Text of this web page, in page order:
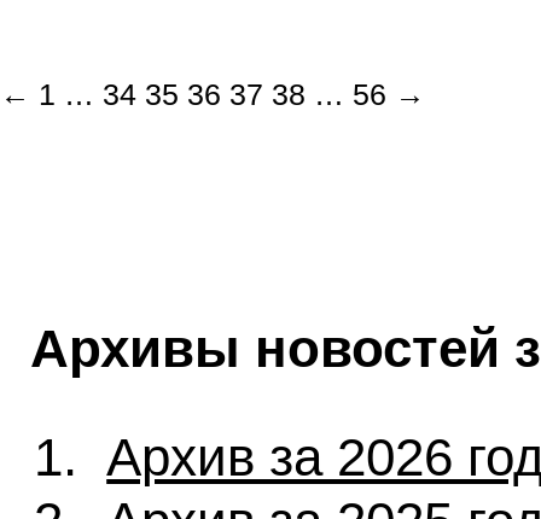
← 1 … 34 35 36 37 38 … 56 →
Архивы новостей
Архив за 2026